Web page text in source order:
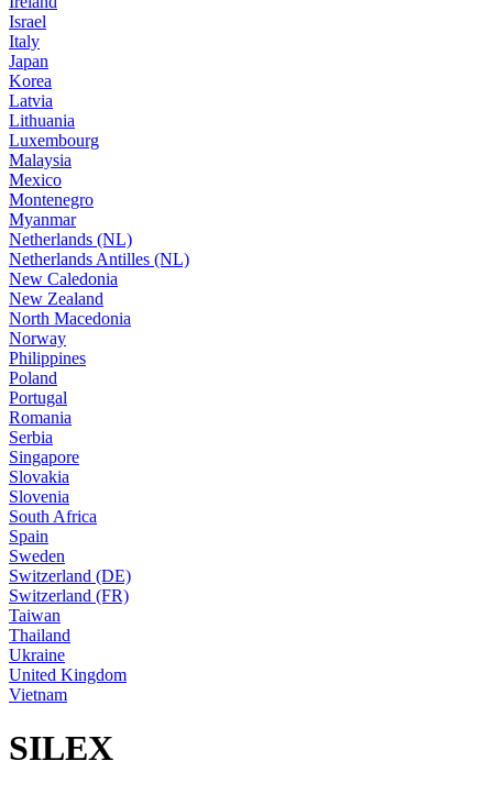
Israel
Italy
Japan
Korea
Latvia
Lithuania
Luxembourg
Malaysia
Mexico
Montenegro
Myanmar
Netherlands (NL)
Netherlands Antilles (NL)
New Caledonia
New Zealand
North Macedonia
Norway
Philippines
Poland
Portugal
Romania
Serbia
Singapore
Slovakia
Slovenia
South Africa
Spain
Sweden
Switzerland (DE)
Switzerland (FR)
Taiwan
Thailand
Ukraine
United Kingdom
Vietnam
SILEX